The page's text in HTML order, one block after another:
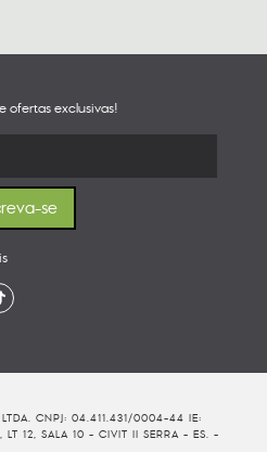
ofertas exclusivas!
CNPJ: 04.411.431/0004-44 IE:
12, SALA 10 - CIVIT II SERRA - ES. -